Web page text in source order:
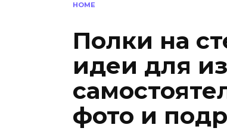
HOME
Полки на
идеи для
фото и